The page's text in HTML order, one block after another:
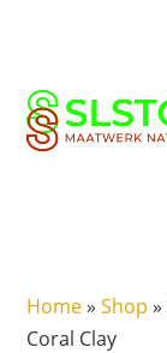
Home»Shop »
Coral Clay